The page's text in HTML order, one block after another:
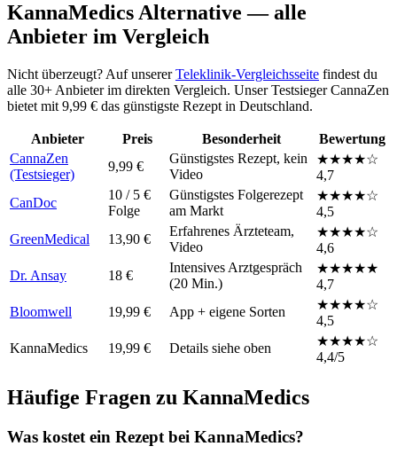
KannaMedics Alternative — alle
Anbieter im Vergleich
Nicht überzeugt? Auf unsererTeleklinik-Vergleichsseite findest du
alle 30+ Anbieter im direkten Vergleich. Unser Testsieger CannaZen
bietet mit 9,99 € das günstigste Rezept in Deutschland.
Anbieter Preis Besonderheit
Bewertung
CannaZen
(Testsieger)
9,99 €
Günstigstes Rezept, kein
Video
★★★★☆
4,7
CanDoc
10 / 5 €
Folge
Günstigstes Folgerezept
am Markt
★★★★☆
4,5
GreenMedical
13,90 €
Erfahrenes Ärzteteam,
Video
★★★★☆
4,6
Dr. Ansay
18 €
Intensives Arztgespräch
(20 Min.)
★★★★★
4,7
Bloomwell
19,99 € App + eigene Sorten
★★★★☆
4,5
KannaMedics
19,99 € Details siehe oben
★★★★☆
4,4/5
Häufige Fragen zu KannaMedics
Was kostet ein Rezept bei KannaMedics?